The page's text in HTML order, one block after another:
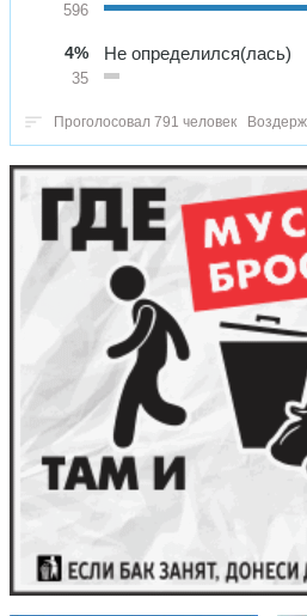
596
4%
35
Не определился(лась)
Проголосовал 791 человек